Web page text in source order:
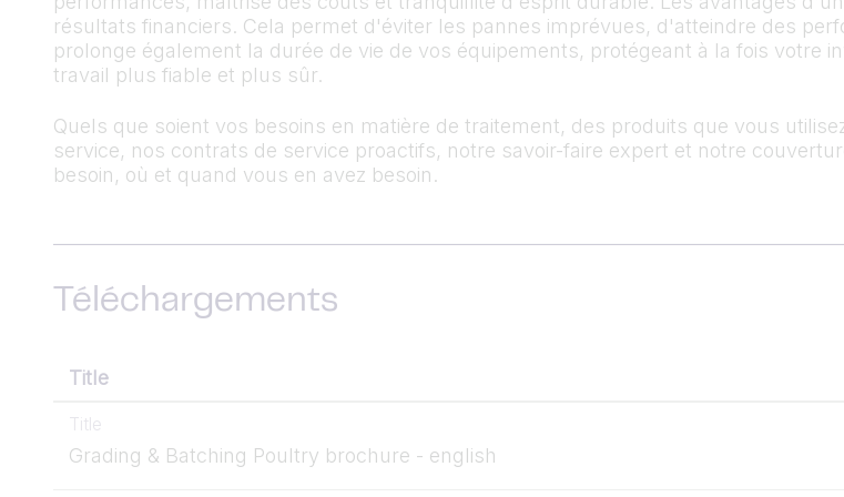
résultats financiers. Cela permet d'éviter les pannes imprévues, d'atteindre des
prolonge également la durée de vie de vos équipements, protégeant à la fois votre
travail plus fiable et plus sûr.
Quels que soient vos besoins en matière de traitement, des produits que vous
service, nos contrats de service proactifs, notre savoir-faire expert et notre
besoin, où et quand vous en avez besoin.
Téléchargements
Title
Title
Grading & Batching Poultry brochure - english